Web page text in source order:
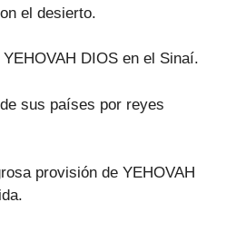
el desierto.
DIOS en el Sinaí.
sus países por reyes
provisión de YEHOVAH